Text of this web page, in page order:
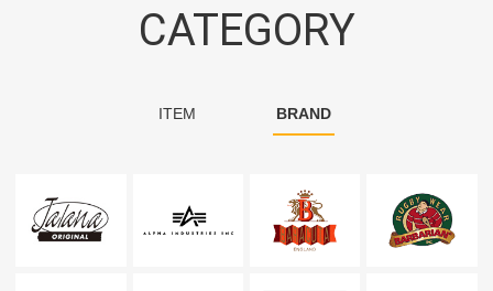
CATEGORY
ITEM BRAND